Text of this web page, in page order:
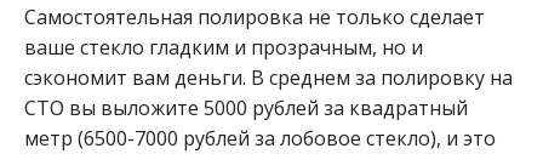
Самостоятельная полировка не только сделает
ваше стекло гладким и прозрачным, но и
сэкономит вам деньги. В среднем за полировку на
СТО вы выложите 5000 рублей за квадратный
метр (6500-7000 рублей за лобовое стекло), и это